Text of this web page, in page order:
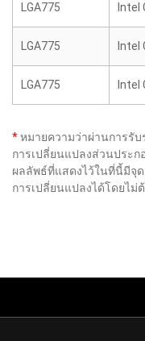
LGA775 Intel
LGA775 Intel
LGA775 Intel
*หมายความว่าผ่านการรับ
การเปลี่ยนแปลงส่วนประก
ผลลัพธ์ที่แสดงไว้ในที่นี้มีจุด
การเปลี่ยนแปลงได้โดยไม่